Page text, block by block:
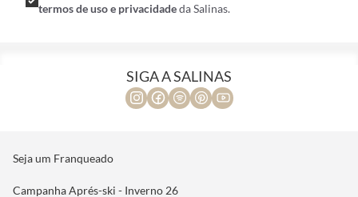
termos de uso e privacidadeda Salinas.
SIGA A SALINAS
Seja um Franqueado
Campanha Aprés-ski - Inverno 26